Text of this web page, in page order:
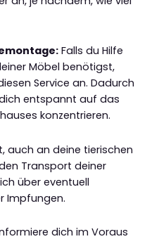
Falls du Hilfe
Möbel benötigst,
Service an. Dadurch
entspannt auf das
konzentrieren.
auch an deine tierischen
Transport deiner
über eventuell
Impfungen.
dich im Voraus